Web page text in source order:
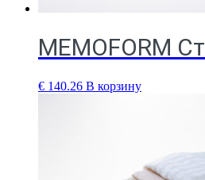
MEMOFORM
€ 140.26 В корзину